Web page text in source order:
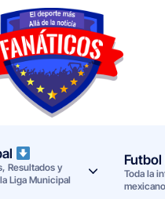
F
a
a
Noticias
deportivas
2026
Resultados y
Liga Municipal
Toda la
mexicano